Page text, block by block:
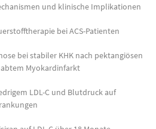
und klinische Implikationen
bei ACS-Patienten
bei stabiler KHK nach pektangiösen
Myokardinfarkt
LDL-C und Blutdruck auf